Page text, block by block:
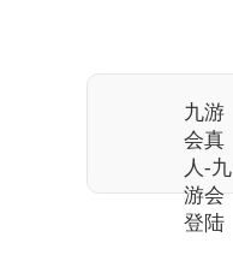
九游
会真
人-九
游会
登陆